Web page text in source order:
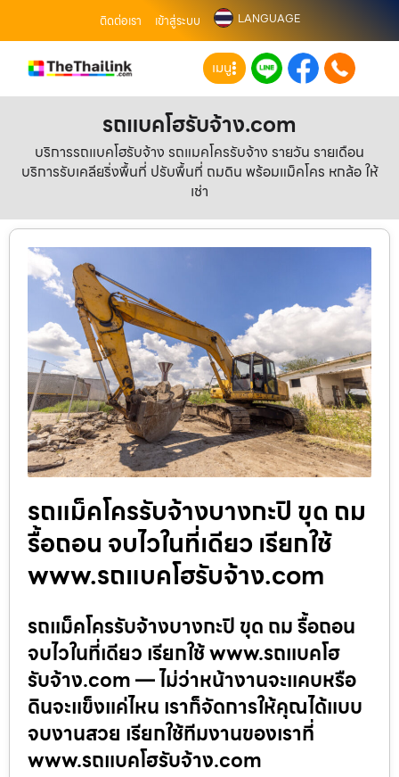
ติดต่อเรา เข้าสู่ระบบ LANGUAGE
เมนู
รถแบคโฮรับจ้าง.com
บริการรถแบคโฮรับจ้าง รถแมคโครรับจ้าง รายวัน รายเดือน
บริการรับเคลียริ่งพื้นที่ ปรับพื้นที่ ถมดิน พร้อมแม็คโคร หกล้อ ให้
เช่า
รถแม็คโครรับจ้างบางกะปิ ขุด ถม
รื้อถอน จบไวในที่เดียว เรียกใช้
www.รถแบคโฮรับจ้าง.com
รถแม็คโครรับจ้างบางกะปิ ขุด ถม รื้อถอน
จบไวในที่เดียว เรียกใช้ www.รถแบคโฮ
รับจ้าง.com — ไม่ว่าหน้างานจะแคบหรือ
ดินจะแข็งแค่ไหน เราก็จัดการให้คุณได้แบบ
จบงานสวย เรียกใช้ทีมงานของเราที่
www.รถแบคโฮรับจ้าง.com